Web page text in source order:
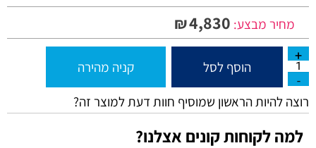
מחיר מבצע: ₪4,830
הוסף לסל קניה מהירה
רוצה להיות הראשון שמוסיף חוות דעת למוצר זה?
למה לקוחות קונים אצלנו?